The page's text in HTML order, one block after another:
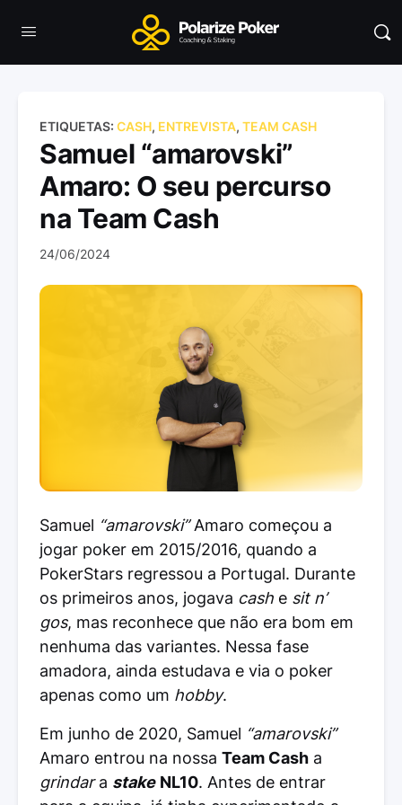
ETIQUETAS: CASH, ENTREVISTA, TEAM CASH
Samuel “amarovski”
Amaro: O seu percurso
na Team Cash
24/06/2024
Samuel “amarovski”Amaro começou a
jogar poker em 2015/2016, quando a
PokerStars regressou a Portugal. Durante
os primeiros anos, jogava cash e sit n’
gos, mas reconhece que não era bom em
nenhuma das variantes. Nessa fase
amadora, ainda estudava e via o poker
apenas como um hobby.
Em junho de 2020, Samuel “amarovski”
Amaro entrou na nossa Team Cash a
grindara stake NL10. Antes de entrar